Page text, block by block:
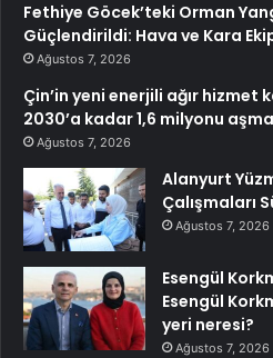
Fethiye Göcek’teki Orman
Güçlendirildi: Hava ve Kara
Ağustos 7, 2026
Çin’in yeni enerjili ağır hizmet
2030’a kadar 1,6 milyonu
Ağustos 7, 2026
Alanyurt
Çalışmaları
Ağustos 7, 2026
Esengül
Esengül
yeri neresi?
Ağustos 7, 2026